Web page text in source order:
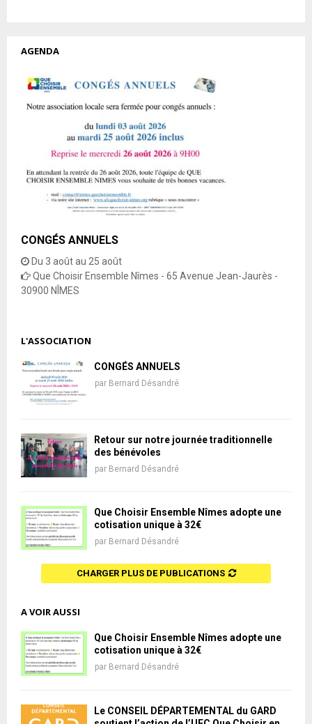
AGENDA
CONGÉS ANNUELS
Du 3 août au 25 août
Que Choisir Ensemble Nîmes - 65 Avenue Jean-Jaurès -
30900 NÎMES
L'ASSOCIATION
CONGÉS ANNUELS
par Bernard Désandré
Retour sur notre journée traditionnelle
des bénévoles
par Bernard Désandré
Que Choisir Ensemble Nîmes adopte une
cotisation unique à 32€
par Bernard Désandré
CHARGER PLUS DE PUBLICATIONS
A VOIR AUSSI
Que Choisir Ensemble Nîmes adopte une
cotisation unique à 32€
par Bernard Désandré
Le CONSEIL DÉPARTEMENTAL du GARD